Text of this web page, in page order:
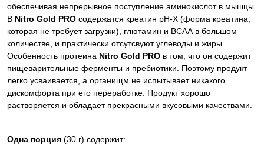
обеспечивая непрерывное поступление аминокислот в мышцы.
В Nitro Gold PRO содержатся креатин pH-X (форма креатина,
которая не требует загрузки), глютамин и BCAA в большом
количестве, и практически отсутсвуют углеводы и жиры.
Особенность протеина Nitro Gold PRO в том, что он содержит
пищеварительные ферменты и пребиотики. Поэтому продукт
легко усваивается, а органищм не испытывает никакого
дискомфорта при его переработке. Продукт хорошо
растворяется и обладает прекрасными вкусовыми качествами.
Одна порция (30 г) содержит: